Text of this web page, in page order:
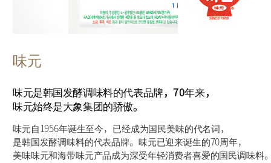
味元
味元是韩国发酵调味料的代表品牌，70年来，
味元始终是大象集团的骄傲。
味元自1956年诞生至今，已经成为国民美味的代名词，
是韩国发酵调味料的代表品牌。味元已迎来诞生的70周年，
美味味元和海带味元产品成为深受年轻消费者喜爱的国民调味料